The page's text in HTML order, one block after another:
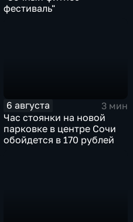
фестиваль"
6 августа
3 мин
Час стоянки на новой
парковке в центре Сочи
обойдется в 170 рублей